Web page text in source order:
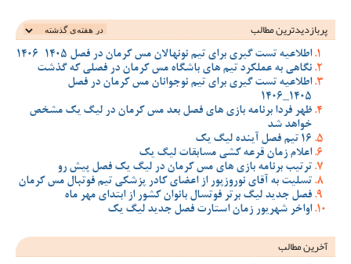
پربازدیدترین‌ مطالب
اطلاعیه تست گیری برای تیم نونهالان مس کرمان در فصل 1405-1406
نگاهی به عملکرد تیم های باشگاه مس کرمان در فصلی که گذشت
اطلاعیه تست گیری برای تیم نوجوانان مس کرمان در فصل
1405_1406
ظهر فردا برنامه بازی های فصل بعد مس کرمان در لیگ یک مشخص
خواهد شد
16 تیم فصل آینده لیگ یک
اعلام زمان قرعه کشی مسابقات لیگ یک
ترتیب برنامه بازی های مس کرمان در لیگ یک فصل پیش رو
تسلیت به آقای نوروزپور از اعضای کادر پزشکی تیم فوتبال مس کرمان
فصل جدید لیگ برتر فوتسال بانوان کشور از ابتدای مهر ماه
اواخر شهریور زمان استارت فصل جدید لیگ یک
آخرین مطالب